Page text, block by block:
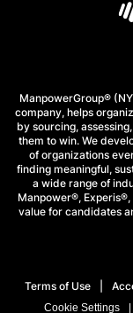
ManpowerGroup®
company, helps
by sourcing,
them to win. We
of organizations
finding meaningful,
a wide range of
Manpower®,
value for candidates
Terms of Use
Cookie Settings